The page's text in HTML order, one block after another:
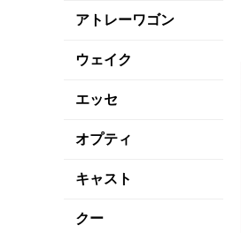
アトレーワゴン
ウェイク
エッセ
オプティ
キャスト
クー